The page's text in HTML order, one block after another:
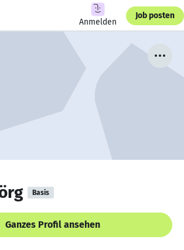
Anmelden
Job posten
Basis
Ganzes Profil ansehen